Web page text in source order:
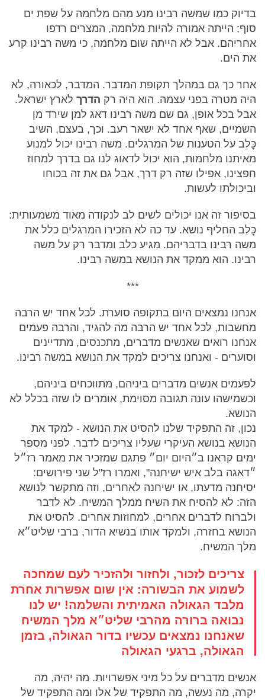
בדיוק כמו שמשה רבינו מנע מהם מלחמה על שפת ים
סוף; הייתה אמורה להיות מלחמה, המצרים רדפו
אחריהם. אבל לא הייתה שום מלחמה, כי משה רבינו קרע
את הים.
אחר כך גם במהלך תקופת המדבר. המדבר, לכאורה, לא
היה מטרה בפני עצמה. הוא היה רק הדרך לארץ ישראל.
אבל בכל אופן, גם שם משה רבינו דאג למן שירד מן
השמיים, שאף אחד לא ישאר רעב. וכך, בעצם, השיב
כׇּלֵב על הטענות של המרגלים. משה רבינו יכול למנוע
מאיתנו מלחמות, הוא יכול לדאוג לנו גם בדרך למחוז
חפצינו, אפילו שזה רק דרך, אבל גם את זה בכוחו
וביכולתו לעשות.
בסיפור זה אנו יכולים לשים לב לנקודה מאוד משמעותית:
כׇּלֵב החליף נושא. עד כה לא הזכירו המרגלים כלל את
משה רבינו בדבריהם. מגיע כלב ומדבר רק על משה
רבינו. הוא ממקד את הנושא במשה רבינו.
***
אנחנו נמצאים היום בתקופה סוערת. לכל אחד יש הרבה
מחשבות, לכל אחד יש הרבה מה להגיד, והרבה פעמים
אנחנו רואים שאנשים מדברים, מתכנסים, מתדיינים
וסוערים - ואנחנו צריכים למקד את הנושא במשה רבינו.
לפעמים אנשים מדברים ביניהם, מתווכחים ביניהם,
וכשמישהו עונה תגובה מסוימת, אומרים לו שזה בכלל לא
הנושא.
נכון, זה התפקיד שלנו להסיט את הנושא - למקד את
הנושא בנושא העיקרי שעליו צריכים לדבר. לפני מספר
ימים קראנו ב״היום יום״ פתגם שמזכיר את מאמר רז״ל
״דאגה בלב איש ישיחנה", ואמרו רז"ל שני פירושים:
יסיחנה מדעתו, או ישיחנה לאחרים, וזה מתקשר לנושא
הזה: לא להסיח את השיח ממלך המשיח. לא לדבר
ולברוח לדברים אחרים, למחוזות אחרים. להסיט את
הנושא בחזרה, ולמקד אותו בנשיא הדור, ברבי שליט״א
מלך המשיח.
צריכים לזכור, ולחזור ולהזכיר לעם שמחכה
לשמוע את הבשורה: אין שום אפשרות אחרת
מלבד הגאולה האמיתית והשלמה! יש לנו
נבואה ברורה מהרבי שליט״א מלך המשיח
שאנחנו נמצאים עכשיו בדור הגאולה, בזמן
הגאולה, ברגעי הגאולה
אנשים מדברים על כל מיני אפשרויות. מה יהיה, מה
יקרה, מה נעשה, מה התפקיד של אלו ומה התפקיד של